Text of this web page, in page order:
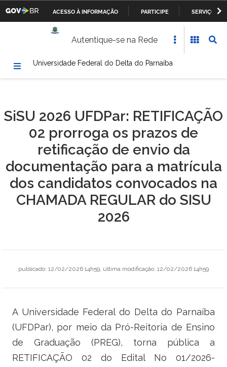
PARA
CONTEÚDO
ACESSO À INFORMAÇÃO PARTICIPE
SERVIÇOS
Ministério da Defesa
Ministério da Fazenda
Ministério dos Transportes, Portos e Aviação Civil
Ministério da Agricultura, Pecuária e Abastecimento
Ministério da Educação
Ministério da Saúde
Ministério da Indústria, Comércio Exterior e Serviços
Ministério do Planejamento, Desenvolvimento e Gestão
Autentique-se na Rede
Universidade Federal do Delta do Parnaíba
SiSU 2026 UFDPar: RETIFICAÇÃO
02 prorroga os prazos de
retificação de envio da
documentação para a matrícula
dos candidatos convocados na
CHAMADA REGULAR do SISU
2026
publicado: 12/02/2026 14h59, última modificação: 12/02/2026 14h59
A Universidade Federal do Delta do Parnaíba
(UFDPar), por meio da Pró-Reitoria de Ensino
de Graduação (PREG), torna pública a
RETIFICAÇÃO 02 do Edital No 01/2026-